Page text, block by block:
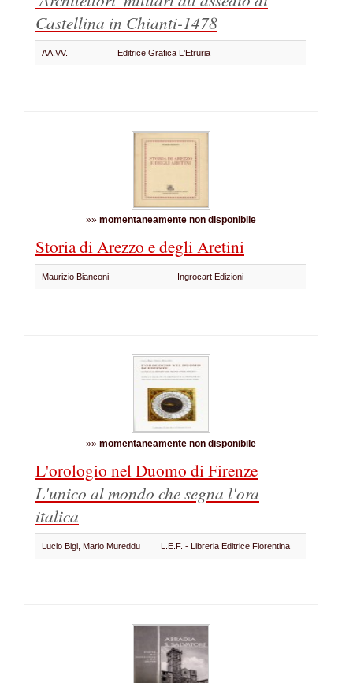
Castellina in Chianti-1478
AA.VV. Editrice Grafica L'Etruria
»» momentaneamente non disponibile
Storia di Arezzo e degli Aretini
Maurizio Bianconi Ingrocart Edizioni
»» momentaneamente non disponibile
L'orologio nel Duomo di Firenze
L'unico al mondo che segna l'ora
italica
Lucio Bigi, Mario Mureddu L.E.F. - Libreria Editrice Fiorentina